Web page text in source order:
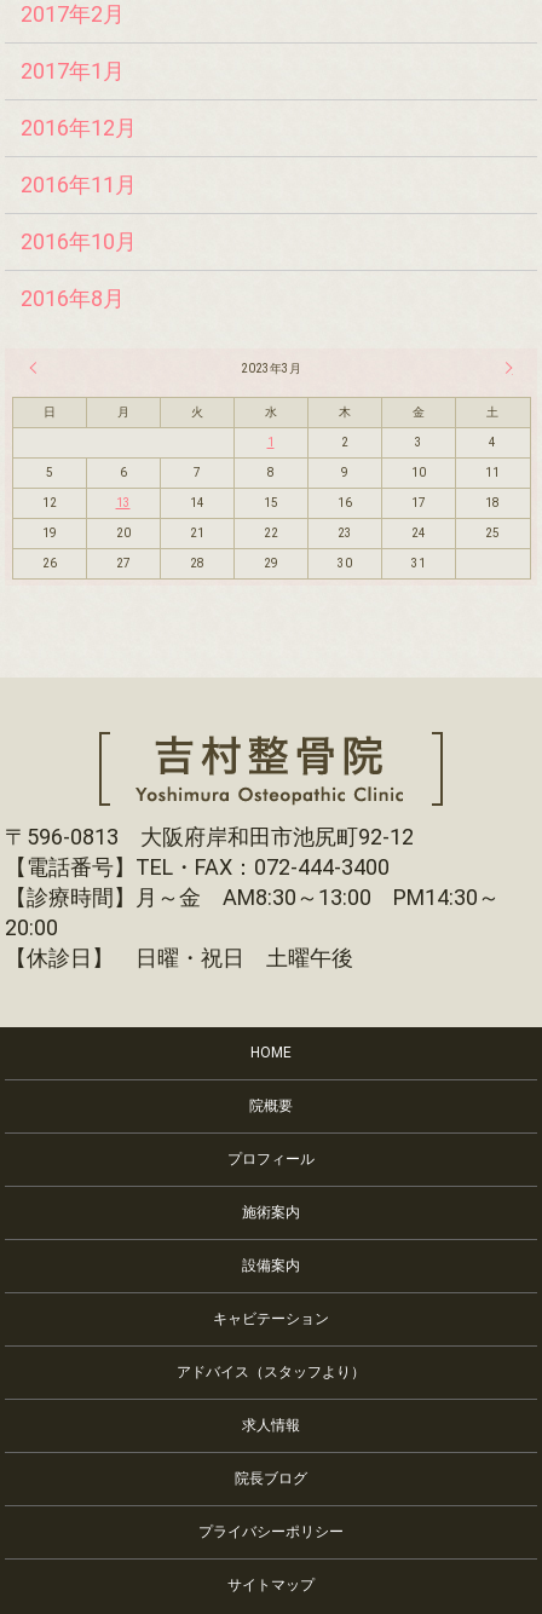
2017年2月
2017年1月
2016年12月
2016年11月
2016年10月
2016年8月
2023年3月
日 月 火 水 木 金 土
1 2 3 4
5 6 7 8 9 10 11
12 13 14 15 16 17 18
19 20 21 22 23 24 25
26 27 28 29 30 31
〒596-0813 大阪府岸和田市池尻町92-12
【電話番号】TEL・FAX：072-444-3400
【診療時間】月～金 AM8:30～13:00 PM14:30～
20:00
【休診日】 日曜・祝日 土曜午後
HOME
院概要
プロフィール
施術案内
設備案内
キャビテーション
アドバイス（スタッフより）
求人情報
院長ブログ
プライバシーポリシー
サイトマップ